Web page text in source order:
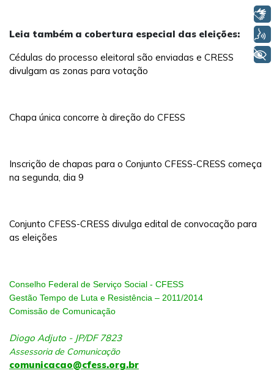
Leia também a cobertura especial das eleições:
Cédulas do processo eleitoral são enviadas e CRESS
divulgam as zonas para votação
Chapa única concorre à direção do CFESS
Inscrição de chapas para o Conjunto CFESS-CRESS começa
na segunda, dia 9
Conjunto CFESS-CRESS divulga edital de convocação para
as eleições
Conselho Federal de Serviço Social - CFESS
Gestão Tempo de Luta e Resistência – 2011/2014
Comissão de Comunicação
Diogo Adjuto - JP/DF 7823
Assessoria de Comunicação
comunicacao@cfess.org.br
Voz
+ Acessibilidade